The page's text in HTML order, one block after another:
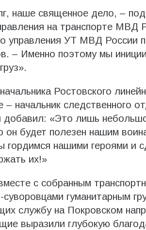
наше священное дело, –
на транспорте МВД
управления УТ МВД России
– Именно поэтому мы
Ростовского
– начальник следственного
«Это лишь
он будет полезен нашим
гордимся нашими героями и
их!»
с собранным
суворовцами гуманитарным
службу на Покровском
выразили глубокую